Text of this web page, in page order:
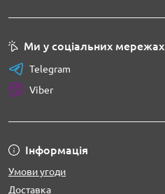
Інформація
Умови угоди
Доставка
Ми у соціальних мережах
Telegram
Viber